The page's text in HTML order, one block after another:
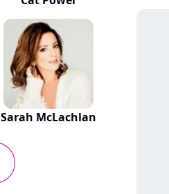
Sarah McLachlan